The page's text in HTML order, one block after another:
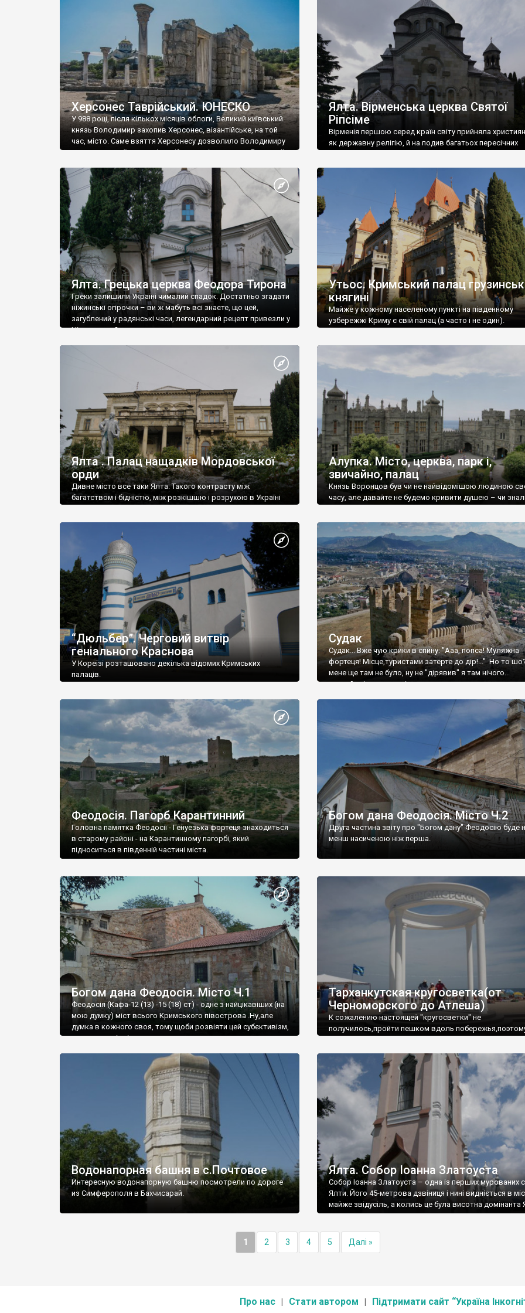
візантійської доби. Раритети викрадені з фондів об’єкту
культурної спадщини ЮНЕСКО «Херсонеса Таврійського».
Офіційно – на виставку «Золото Візантії», але експерти та
влада в Україні вважають це лише […]
називаються «повстяками» (postaki)…” “Вино. Крим
виробляє відмінне вино і його вдосталь: воно все
легке біле і дуже […]
Херсонес Таврійський. ЮНЕСКО
У 988 році, після кількох місяців облоги, Великий київський
князь Володимир захопив Херсонес, візантійське, на той
час, місто. Саме взяття Херсонесу дозволило Володимиру
диктувати свої умови візантійському імператору Василю ІІ,
Херсонесі Володимир-язичник, став Василем-
християнином. А потім було Хрещення Русі. На честь
Херсонесу Таврійського названо місто […]
Ялта. Вірменська церква Святої
Ріпсіме
Вірменія першою серед країн світу прийняла
як державну релігію, й на подив багатьох пересічних
Ялта. Грецька церква Феодора Тирона
Греки залишили Україні чималий спадок. Достатньо згадати
ніжинські огірочки – ви ж мабуть всі знаєте, що цей,
загублений у радянські часи, легендарний рецепт привезли у
Ніжин греки?
Утьос. Кримський палац
княгині
Майже у кожному населеному пункті на південному
узбережжі Криму є свій палац (а часто і не один).
Ялта . Палац нащадків Мордовської
орди
Дивне місто все таки Ялта. Такого контрасту між
багатством і бідністю, між розкішшю і розрухою в Україні
Алупка. Місто, церква, парк і,
звичайно, палац
Князь Воронцов був чи не найвідомішою людиною
часу, але давайте не будемо кривити душею – чи
“Дюльбер”. Черговий витвір
геніального Краснова
У Кореїзі розташовано декілька відомих Кримських
палаців.
Судак
Судак... Вже чую крики в спину: "Ааа, попса! Муляжна
фортеця! Місце,туристами затерте до дір!..." Но то
мене ще там не було, ну не "дірявив" я там нічого...
принаймні до цього літа.
Феодосія. Пагорб Карантинний
Головна памятка Феодосії - Генуезька фортеця знаходиться
в старому районі - на Карантинному пагорбі, який
підноситься в південній частині міста.
Богом дана Феодосія. Місто Ч.2
Друга частина звіту про "Богом дану" Феодосію буде
менш насиченою ніж перша.
Богом дана Феодосія. Місто Ч.1
Феодосія (Кафа-12 (13) -15 (18) ст) - одне з найцікавіших (на
мою думку) міст всього Кримського півострова .Ну,але
думка в кожного своя, тому щоби розвіяти цей субєктивізм,
запрошую відвідати це
Тарханкутская кругосветка(от
Черноморского до Атлеша)
К сожалению настоящей "кругосветки" не
получилось,пройти пешком вдоль
Водонапорная башня в с.Почтовое
Интересную водонапорную башню посмотрели по дороге
из Симферополя в Бахчисарай.
Ялта. Собор Іоанна Златоуста
Собор Іоанна Златоуста – одна із перших мурованих
Ялти. Його 45-метрова дзвіниця і нині видніється в
майже звідусіль, а колись це була висотна домінанта
1 2 3 4 5 Далі »
Про нас Стати автором Підтримати сайт “Україна